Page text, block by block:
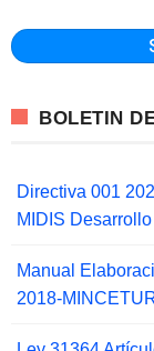
BOLETIN
Directiva 001
MIDIS
Manual
2018-